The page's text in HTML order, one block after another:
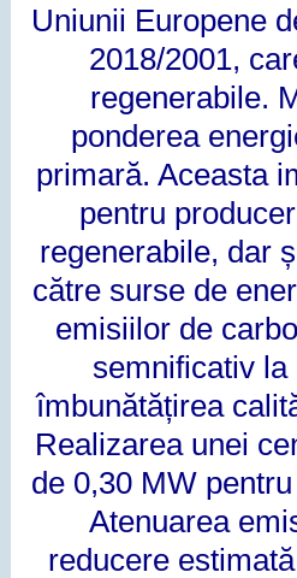
Uniunii Europene
2018/2001,
regenerabile.
ponderea
primară. Aceasta
pentru
regenerabile, dar
către surse de
emisiilor de
semnificativ
îmbunătățirea
Realizarea unei
de 0,30 MW
Atenuarea
reducere